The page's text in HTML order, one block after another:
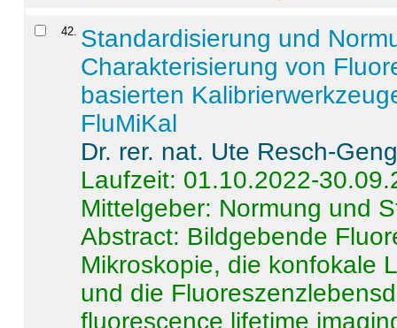
42. Standardisierung und
Charakterisierung von
basierten
FluMiKal
Dr. rer. nat. Ute Resch-
Laufzeit: 01.10.2022-
Mittelgeber: Normung und
Abstract: Bildgebende
Mikroskopie, die konfokale
und die
fluorescence lifetime